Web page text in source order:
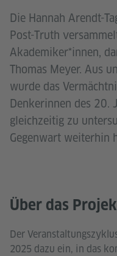
Die Hannah Arendt-
Post-Truth
Akademiker*innen,
Thomas Meyer. Aus
wurde das
Denkerinnen des 20.
gleichzeitig zu
Gegenwart weiterhin
Über das
Der
2025 dazu ein, in das